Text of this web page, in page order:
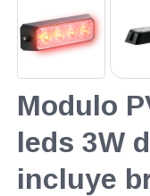
Modulo
leds 3W
incluye